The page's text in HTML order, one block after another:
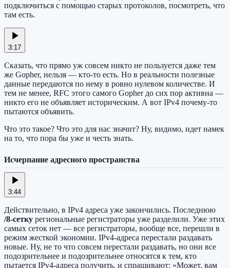
подключиться с помощью старых протоколов, посмотреть, что
там есть.
3:17
Сказать, что прямо уж совсем никто не пользуется даже тем
же Gopher, нельзя — кто-то есть. Но в реальности полезные
данные передаются по нему в ровно нулевом количестве. И
тем не менее, RFC этого самого Gopher до сих пор активна —
никто его не объявляет историческим. А вот IPv4 почему-то
пытаются объявить.
Что это такое? Что это для нас значит? Ну, видимо, идет намек
на то, что пора бы уже и честь знать.
Исчерпание адресного пространства
3:44
Действительно, в IPv4 адреса уже закончились. Последнюю
/8-сетку региональные регистраторы уже разделили. Уже этих
самых сеток нет — все регистраторы, вообще все, перешли в
режим жесткой экономии. IPv4-адреса перестали раздавать
новые. Ну, не то что совсем перестали раздавать, но они все
подозрительнее и подозрительнее относятся к тем, кто
пытается IPv4-адреса получить, и спрашивают: «Может, вам